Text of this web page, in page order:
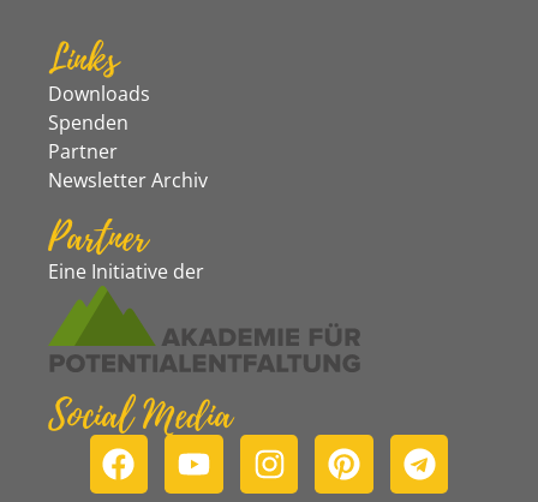
Links
Downloads
Spenden
Partner
Newsletter Archiv
Partner
Eine Initiative der
Social Media